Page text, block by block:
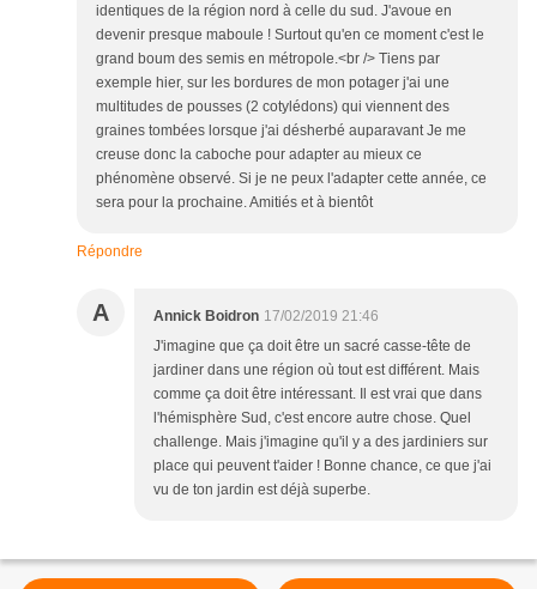
identiques de la région nord à celle du sud. J'avoue en
devenir presque maboule ! Surtout qu'en ce moment c'est le
grand boum des semis en métropole.<br /> Tiens par
exemple hier, sur les bordures de mon potager j'ai une
multitudes de pousses (2 cotylédons) qui viennent des
graines tombées lorsque j'ai désherbé auparavant Je me
creuse donc la caboche pour adapter au mieux ce
phénomène observé. Si je ne peux l'adapter cette année, ce
sera pour la prochaine. Amitiés et à bientôt
Répondre
A Annick Boidron 17/02/2019 21:46
J'imagine que ça doit être un sacré casse-tête de
jardiner dans une région où tout est différent. Mais
comme ça doit être intéressant. Il est vrai que dans
l'hémisphère Sud, c'est encore autre chose. Quel
challenge. Mais j'imagine qu'il y a des jardiniers sur
place qui peuvent t'aider ! Bonne chance, ce que j'ai
vu de ton jardin est déjà superbe.